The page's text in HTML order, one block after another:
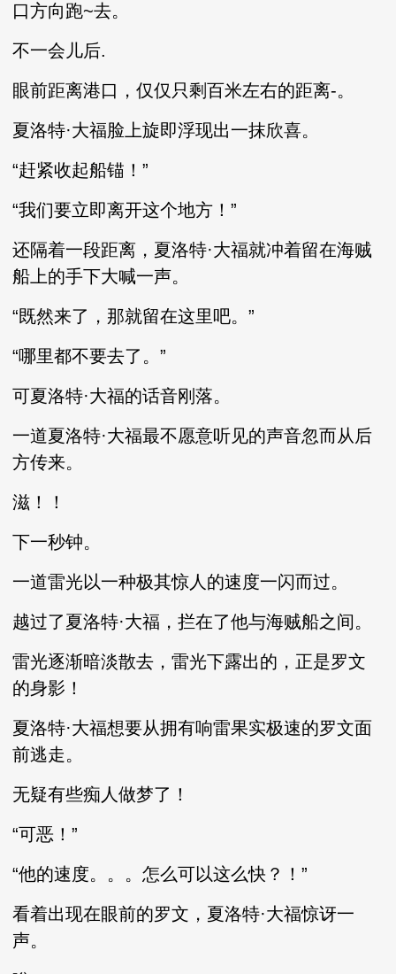
口方向跑~去。
不一会儿后.
眼前距离港口，仅仅只剩百米左右的距离-。
夏洛特·大福脸上旋即浮现出一抹欣喜。
“赶紧收起船锚！”
“我们要立即离开这个地方！”
还隔着一段距离，夏洛特·大福就冲着留在海贼
船上的手下大喊一声。
“既然来了，那就留在这里吧。”
“哪里都不要去了。”
可夏洛特·大福的话音刚落。
一道夏洛特·大福最不愿意听见的声音忽而从后
方传来。
滋！！
下一秒钟。
一道雷光以一种极其惊人的速度一闪而过。
越过了夏洛特·大福，拦在了他与海贼船之间。
雷光逐渐暗淡散去，雷光下露出的，正是罗文
的身影！
夏洛特·大福想要从拥有响雷果实极速的罗文面
前逃走。
无疑有些痴人做梦了！
“可恶！”
“他的速度。。。怎么可以这么快？！”
看着出现在眼前的罗文，夏洛特·大福惊讶一
声。